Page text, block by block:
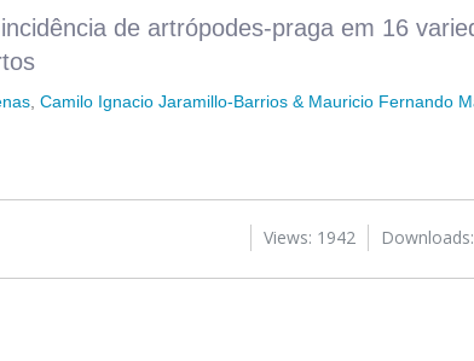
de artrópodes-praga em 16
,Camilo Ignacio Jaramillo-Barrios & Mauricio Fernando
Views: 1942